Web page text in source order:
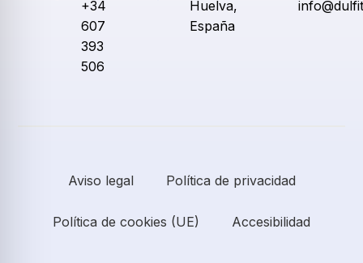
+34
607
393
506
Huelva,
España
Aviso legal Política de privacidad
Política de cookies (UE) Accesibilidad